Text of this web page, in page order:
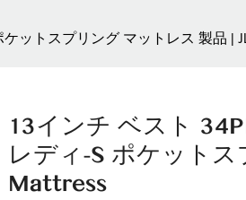
ットスプリング マットレス 製品 |
13インチ ベスト
レディ-S ポケット
Mattress